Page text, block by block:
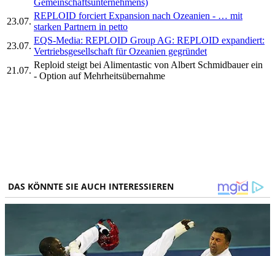
23.07.
REPLOID forciert Expansion nach Ozeanien - … mit
starken Partnern in petto
23.07.
EQS-Media: REPLOID Group AG: REPLOID expandiert:
Vertriebsgesellschaft für Ozeanien gegründet
21.07.
Reploid steigt bei Alimentastic von Albert Schmidbauer ein
- Option auf Mehrheitsübernahme